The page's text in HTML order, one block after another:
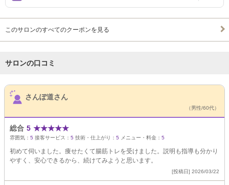
このサロンのすべてのクーポンを見る
サロンの口コミ
サロンPick Up
さんぽ道さん
（男性/60代）
総合 5 ★★★★★
雰囲気： 5 接客サービス： 5 技術・仕上がり： 5 メニュー・料金： 5
初めて伺いました。痩せたくて腸筋トレを受けました。説明も指導も分かり
やすく、安心できるから、続けてみようと思います。
[投稿日] 2026/03/22